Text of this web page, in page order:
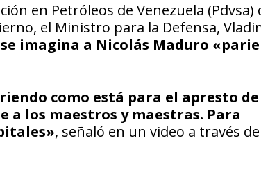
en Petróleos de Venezuela (Pdvsa)
el Ministro para la Defensa,
imagina a Nicolás Maduro
como está para el apresto
a los maestros y maestras. Para
, señaló en un video a través